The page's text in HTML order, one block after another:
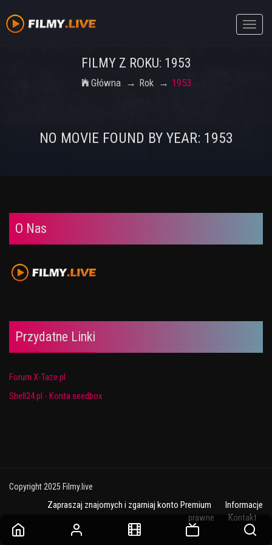
Toggle
FILMY Z ROKU: 1953
Główna Rok 1953
NO MOVIE FOUND BY YEAR: 1953
O Nas
Przydatne Linki
Forum X-Taze.pl
Shell24.pl - Konta seedbox
Copyright 2025 Filmy.live
Zapraszaj znajomych i zgarniaj konto Premium
Informacje
prawne
Kontakt